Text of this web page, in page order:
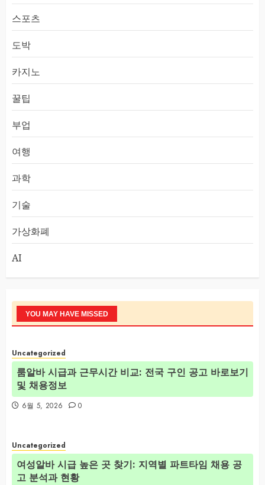
스포츠
도박
카지노
꿀팁
부업
여행
과학
기술
가상화폐
AI
YOU MAY HAVE MISSED
Uncategorized
룸알바 시급과 근무시간 비교: 전국 구인 공고 바로보기
및 채용정보
6월 5, 2026 0
Uncategorized
여성알바 시급 높은 곳 찾기: 지역별 파트타임 채용 공
고 분석과 현황